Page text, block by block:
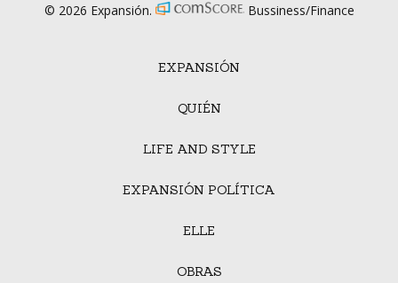
EXPANSIÓN
QUIÉN
LIFE AND STYLE
EXPANSIÓN POLÍTICA
ELLE
OBRAS
© 2026 Expansión. Bussiness/Finance